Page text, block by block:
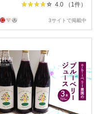
味料不使用 保存料不使用 青
4.0 （1件）
3サイトで掲載中